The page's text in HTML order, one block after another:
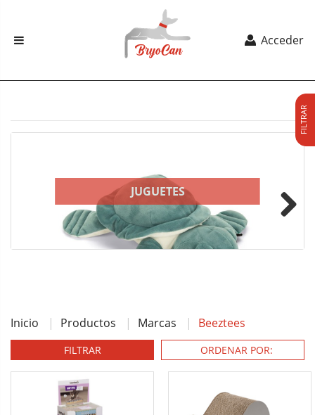
Acceder
JUGUETES
Inicio Productos Marcas Beeztees
FILTRAR
FILTRAR